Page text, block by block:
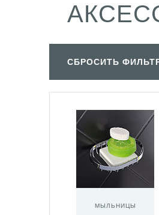
СБРОСИТЬ
МЫЛЬНИЦЫ